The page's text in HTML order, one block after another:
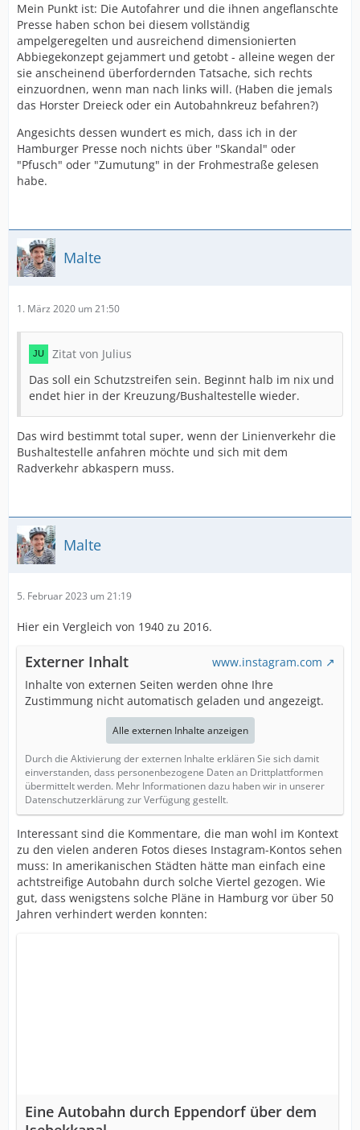
Mein Punkt ist: Die Autofahrer und die ihnen angeflanschte
Presse haben schon bei diesem vollständig
ampelgeregelten und ausreichend dimensionierten
Abbiegekonzept gejammert und getobt - alleine wegen der
sie anscheinend überfordernden Tatsache, sich rechts
einzuordnen, wenn man nach links will. (Haben die jemals
das Horster Dreieck oder ein Autobahnkreuz befahren?)
Angesichts dessen wundert es mich, dass ich in der
Hamburger Presse noch nichts über "Skandal" oder
"Pfusch" oder "Zumutung" in der Frohmestraße gelesen
habe.
Malte
1. März 2020 um 21:50
Zitat von Julius
Das soll ein Schutzstreifen sein. Beginnt halb im nix und
endet hier in der Kreuzung/Bushaltestelle wieder.
Das wird bestimmt total super, wenn der Linienverkehr die
Bushaltestelle anfahren möchte und sich mit dem
Radverkehr abkaspern muss.
Malte
5. Februar 2023 um 21:19
Hier ein Vergleich von 1940 zu 2016.
Externer Inhalt
www.instagram.com
Inhalte von externen Seiten werden ohne Ihre
Zustimmung nicht automatisch geladen und angezeigt.
Alle externen Inhalte anzeigen
Durch die Aktivierung der externen Inhalte erklären Sie sich damit
einverstanden, dass personenbezogene Daten an Drittplattformen
übermittelt werden. Mehr Informationen dazu haben wir in unserer
Datenschutzerklärung zur Verfügung gestellt.
Interessant sind die Kommentare, die man wohl im Kontext
zu den vielen anderen Fotos dieses Instagram-Kontos sehen
muss: In amerikanischen Städten hätte man einfach eine
achtstreifige Autobahn durch solche Viertel gezogen. Wie
gut, dass wenigstens solche Pläne in Hamburg vor über 50
Jahren verhindert werden konnten:
Eine Autobahn durch Eppendorf über dem